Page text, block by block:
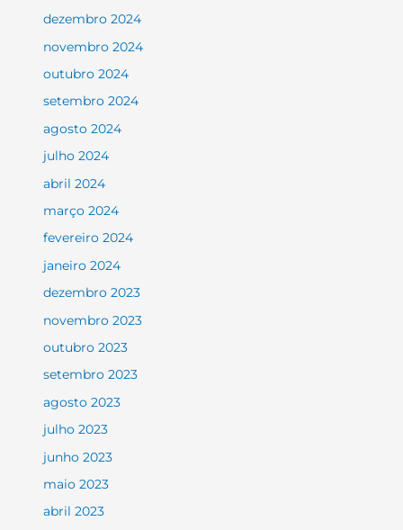
dezembro 2024
novembro 2024
outubro 2024
setembro 2024
agosto 2024
julho 2024
abril 2024
março 2024
fevereiro 2024
janeiro 2024
dezembro 2023
novembro 2023
outubro 2023
setembro 2023
agosto 2023
julho 2023
junho 2023
maio 2023
abril 2023